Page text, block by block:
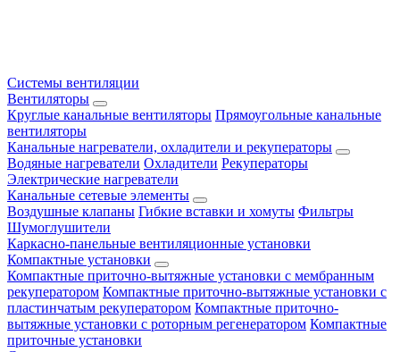
Системы вентиляции
Вентиляторы
Круглые канальные вентиляторы Прямоугольные канальные
вентиляторы
Канальные нагреватели, охладители и рекуператоры
Водяные нагреватели Охладители Рекуператоры
Электрические нагреватели
Канальные сетевые элементы
Воздушные клапаны Гибкие вставки и хомуты Фильтры
Шумоглушители
Каркасно-панельные вентиляционные установки
Компактные установки
Компактные приточно-вытяжные установки с мембранным
рекуператором Компактные приточно-вытяжные установки с
пластинчатым рекуператором Компактные приточно-
вытяжные установки с роторным регенератором Компактные
приточные установки